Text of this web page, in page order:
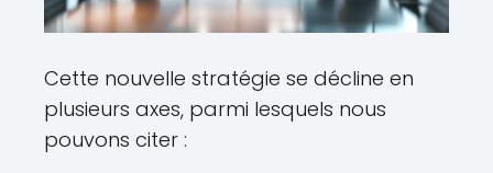
Cette nouvelle stratégie se décline en
plusieurs axes, parmi lesquels nous
pouvons citer :